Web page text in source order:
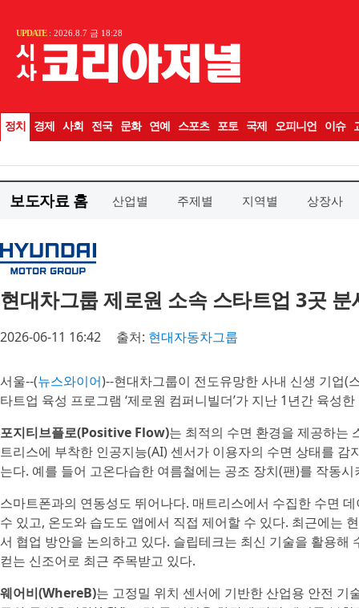
보도자료 홈 산업별 주제별 지역별 상장사
현대차그룹 제로원 소속 스타트업 3곳 분
2026-06-11 16:42 출처: 현대자동차그룹
서울--(뉴스와이어)--현대차그룹이 전도유망한 사내 신생 기업(
타트업 육성 프로그램 ‘제로원 컴퍼니빌더’가 지난 1년간 육성
포지티브플로(Positive Flow)는 최적의 수면 환경을 제공하는
트리스에 부착한 인공지능(AI) 센서가 이용자의 수면 상태를
는다. 예를 들어 고온다습한 여름철에는 공조 장치(팬)를 작동
스마트폰과의 연동성도 뛰어나다. 매트리스에서 수집한 수면
수 있고, 온도와 습도도 앱에서 직접 제어할 수 있다. 최근에는
서 협업 방안을 논의하고 있다. 슬립테크는 최신 기술을 활용
컫는 신조어로 최근 주목받고 있다.
웨어비(WhereB)는 고정밀 위치 센서에 기반한 산업용 안전 기